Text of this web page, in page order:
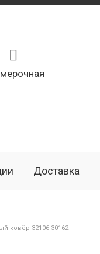
Доставка
ковёр 32106-30162